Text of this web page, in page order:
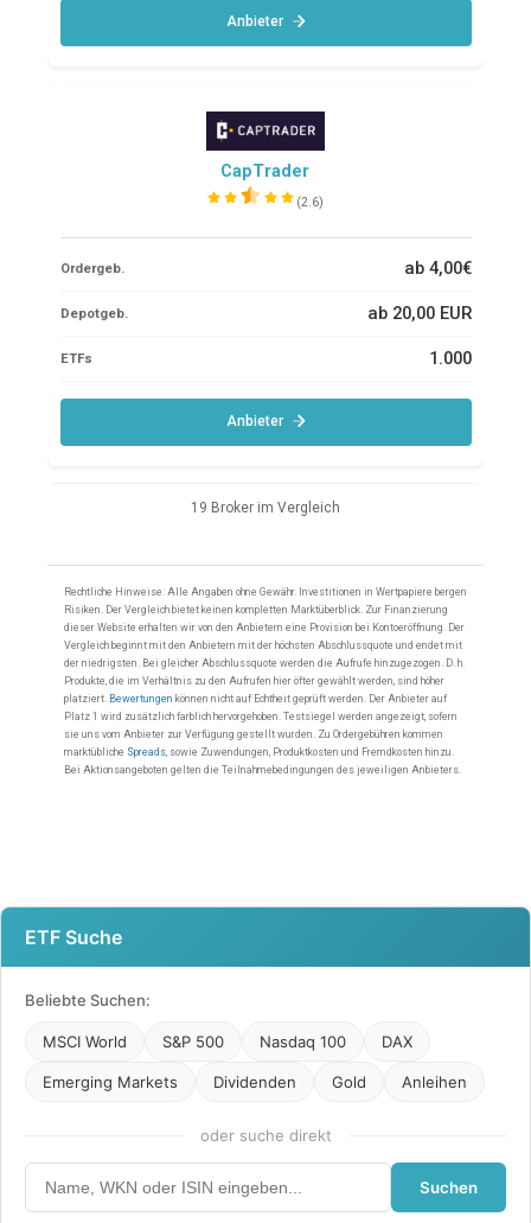
ETF Suche
Beliebte Suchen:
MSCI World S&P 500 Nasdaq 100 DAX
Emerging Markets Dividenden Gold Anleihen
oder suche direkt
Suchen